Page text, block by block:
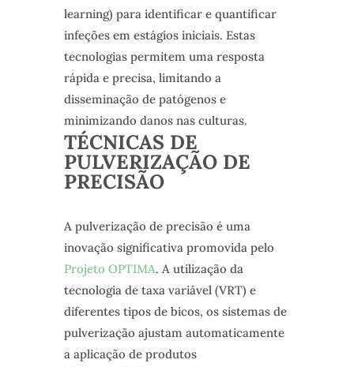
learning) para identificar e quantificar
infeções em estágios iniciais. Estas
tecnologias permitem uma resposta
rápida e precisa, limitando a
disseminação de patógenos e
minimizando danos nas culturas.
TÉCNICAS DE
PULVERIZAÇÃO DE
PRECISÃO
A pulverização de precisão é uma
inovação significativa promovida pelo
Projeto OPTIMA. A utilização da
tecnologia de taxa variável (VRT) e
diferentes tipos de bicos, os sistemas de
pulverização ajustam automaticamente
a aplicação de produtos